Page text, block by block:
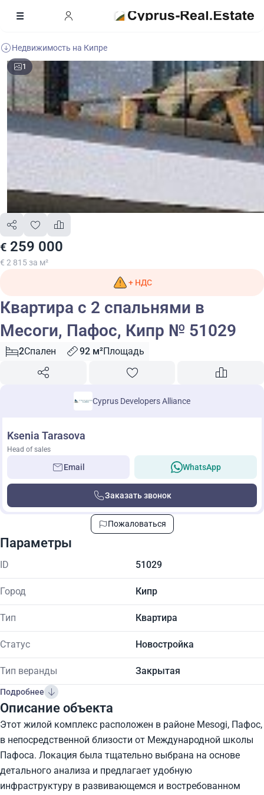
Недвижимость на Кипре
1
€ 259 000
€ 2 815 за м²
+ НДС
Квартира с 2 спальнями в
Месоги, Пафос, Кипр № 51029
2Спален 92 м²Площадь
Cyprus Developers Alliance
Ksenia Tarasova
Head of sales
Email WhatsApp
Заказать звонок
Пожаловаться
Параметры
ID 51029
Город Кипр
Тип Квартира
Статус Новостройка
Тип веранды Закрытая
Подробнее
Описание объекта
Этот жилой комплекс расположен в районе Mesogi, Пафос,
в непосредственной близости от Международной школы
Пафоса. Локация была тщательно выбрана на основе
детального анализа и предлагает удобную
инфраструктуру в развивающемся и востребованном